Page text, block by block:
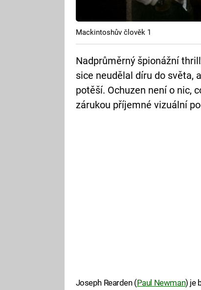
Mackintoshův člověk 1
Nadprůměrný špionážní
sice neudělal díru do světa,
potěší. Ochuzen není o nic,
zárukou příjemné vizuální
Joseph Rearden (Paul Newman) je